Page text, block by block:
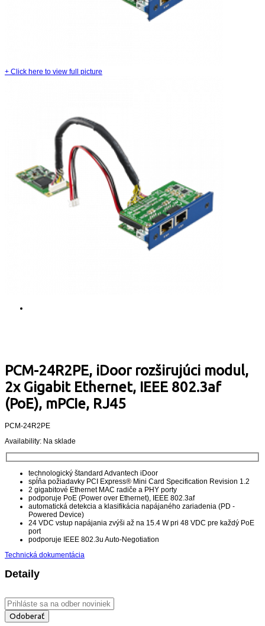
+ Click here to view full picture
PCM-24R2PE, iDoor rozširujúci modul,
2x Gigabit Ethernet, IEEE 802.3af
(PoE), mPCIe, RJ45
PCM-24R2PE
Availability: Na sklade
technologický štandard Advantech iDoor
spĺňa požiadavky PCI Express® Mini Card Specification Revision 1.2
2 gigabitové Ethernet MAC radiče a PHY porty
podporuje PoE (Power over Ethernet), IEEE 802.3af
automatická detekcia a klasifikácia napájaného zariadenia (PD -
Powered Device)
24 VDC vstup napájania zvýši až na 15.4 W pri 48 VDC pre každý PoE
port
podporuje IEEE 802.3u Auto-Negotiation
Technická dokumentácia
Detaily
Odoberať